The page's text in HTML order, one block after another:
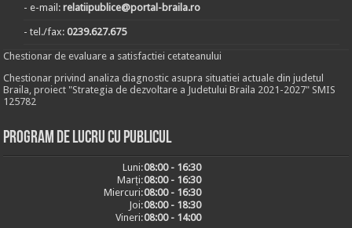
- e-mail:relatiipublice@portal-braila.ro
- tel./fax:0239.627.675
Chestionar de evaluare a satisfactiei cetateanului
Chestionar privind analiza diagnostic asupra situatiei actuale din judetul
Braila, proiect "Strategia de dezvoltare a Judetului Braila 2021-2027" SMIS
125782
Program de lucru cu publicul
Luni:08:00 - 16:30
Marți:08:00 - 16:30
Miercuri:08:00 - 16:30
Joi:08:00 - 18:30
Vineri:08:00 - 14:00